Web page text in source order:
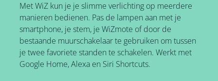
Met WiZ kun je je slimme verlichting op meerdere
manieren bedienen. Pas de lampen aan met je
smartphone, je stem, je WiZmote of door de
bestaande muurschakelaar te gebruiken om tussen
je twee favoriete standen te schakelen. Werkt met
Google Home, Alexa en Siri Shortcuts.